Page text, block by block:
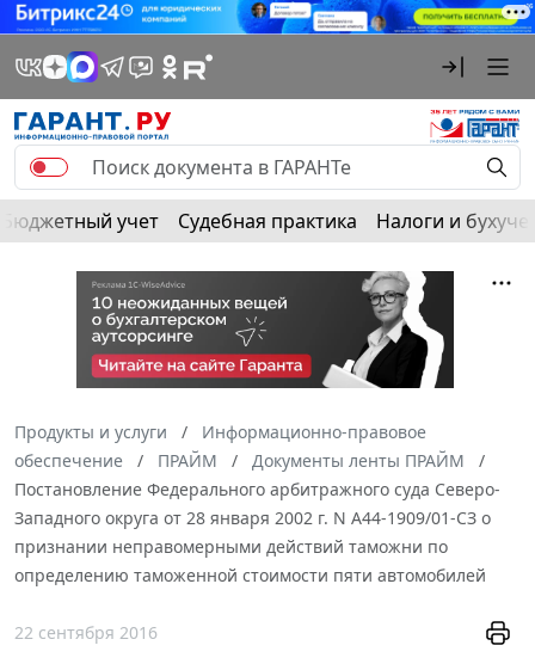
Бюджетный учет Судебная практика Налоги и
Продукты и услуги
Информационно-правовое
обеспечение
ПРАЙМ
Документы ленты ПРАЙМ
Постановление Федерального арбитражного суда Северо-
Западного округа от 28 января 2002 г. N А44-1909/01-СЗ о
признании неправомерными действий таможни по
определению таможенной стоимости пяти автомобилей
22 сентября 2016